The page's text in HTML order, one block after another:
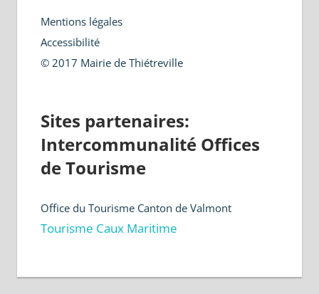
Mentions légales
Accessibilité
© 2017 Mairie de Thiétreville
Sites partenaires:
Intercommunalité Offices
de Tourisme
Office du Tourisme Canton de Valmont
Tourisme Caux Maritime